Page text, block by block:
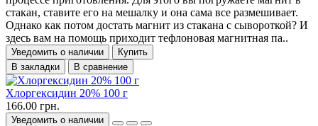
стакан, ставите его на мешалку и она сама все размешивает.
Однако как потом достать магнит из стакана с сывороткой? И
здесь вам на помощь приходит тефлоновая магнитная па..
Уведомить о наличии
Купить
В закладки
В сравнение
Хлоргексидин 20% 100 г
166.00 грн.
Уведомить о наличии